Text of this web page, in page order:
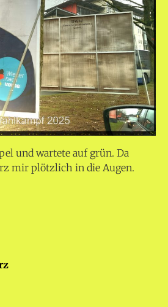
und wartete auf grün. Da
mir plötzlich in die Augen.